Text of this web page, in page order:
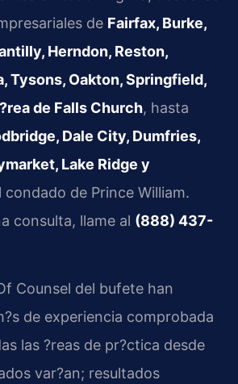
de Fairfax, Burke,
Herndon, Reston,
Tysons, Oakton, Springfield,
de Falls Church, hasta
Dale City, Dumfries,
Lake Ridge y
condado de Prince William.
consulta, llame al (888) 437-
Counsel del bufete han
de experiencia comprobada
las ?reas de pr?ctica desde
var?an; resultados